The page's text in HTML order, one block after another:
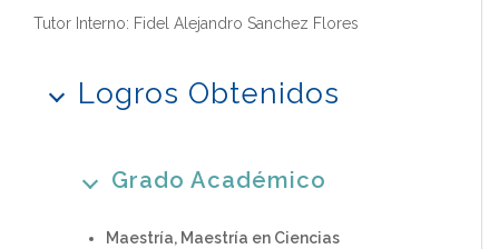
Tutor Interno: Fidel Alejandro Sanchez Flores
Logros Obtenidos
Grado Académico
Maestría, Maestría en Ciencias